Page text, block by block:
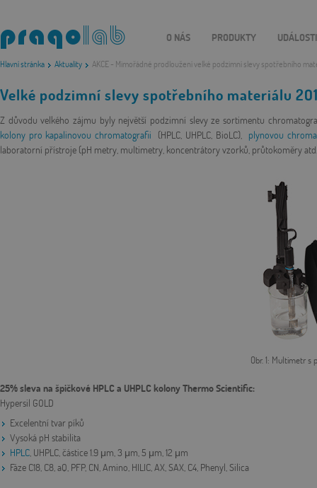
Hlavní stránka Aktuality AKCE - Mimořádné prodloužení velké podzimní slevy spotřebního
O NÁS PRODUKTY UDÁLOSTI
Velké podzimní slevy spotřebního materiálu
Z důvodu velkého zájmu byly největší podzimní slevy ze sortimentu
kolony pro kapalinovou chromatografii (HPLC, UHPLC, BioLC), plynovou
laboratorní přístroje (pH metry, multimetry, koncentrátory vzorků, průtokoměry
Obr. 1: Multimetr s
25% sleva na špičkové HPLC a UHPLC kolony Thermo Scientific:
Hypersil GOLD
Excelentní tvar píků
Vysoká pH stabilita
HPLC, UHPLC, částice 1.9 μm, 3 μm, 5 μm, 12 μm
Fáze C18, C8, aQ, PFP, CN, Amino, HILIC, AX, SAX, C4, Phenyl, Silica